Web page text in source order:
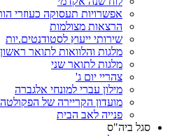
אפשרויות תעסוקה כעוזרי
הרצאות מצולמות
שירותי ייעוץ לסטודנטים.יות
מלגות והלוואות לתואר
מלגות לתואר שני
צהריי יום ג'
מילון עברי למונחי אלגברה
מועדון הקריירה של
פנייה לאב הבית
סגל ביה"ס